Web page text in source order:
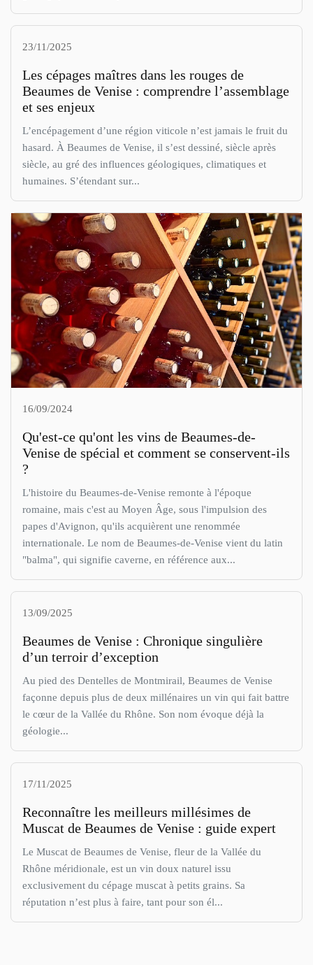
23/11/2025
Les cépages maîtres dans les rouges de
Beaumes de Venise : comprendre l’assemblage
et ses enjeux
L’encépagement d’une région viticole n’est jamais le fruit du
hasard. À Beaumes de Venise, il s’est dessiné, siècle après
siècle, au gré des influences géologiques, climatiques et
humaines. S’étendant sur...
16/09/2024
Qu'est-ce qu'ont les vins de Beaumes-de-
Venise de spécial et comment se conservent-ils
?
L'histoire du Beaumes-de-Venise remonte à l'époque
romaine, mais c'est au Moyen Âge, sous l'impulsion des
papes d'Avignon, qu'ils acquièrent une renommée
internationale. Le nom de Beaumes-de-Venise vient du latin
"balma", qui signifie caverne, en référence aux...
13/09/2025
Beaumes de Venise : Chronique singulière
d’un terroir d’exception
Au pied des Dentelles de Montmirail, Beaumes de Venise
façonne depuis plus de deux millénaires un vin qui fait battre
le cœur de la Vallée du Rhône. Son nom évoque déjà la
géologie...
17/11/2025
Reconnaître les meilleurs millésimes de
Muscat de Beaumes de Venise : guide expert
Le Muscat de Beaumes de Venise, fleur de la Vallée du
Rhône méridionale, est un vin doux naturel issu
exclusivement du cépage muscat à petits grains. Sa
réputation n’est plus à faire, tant pour son él...